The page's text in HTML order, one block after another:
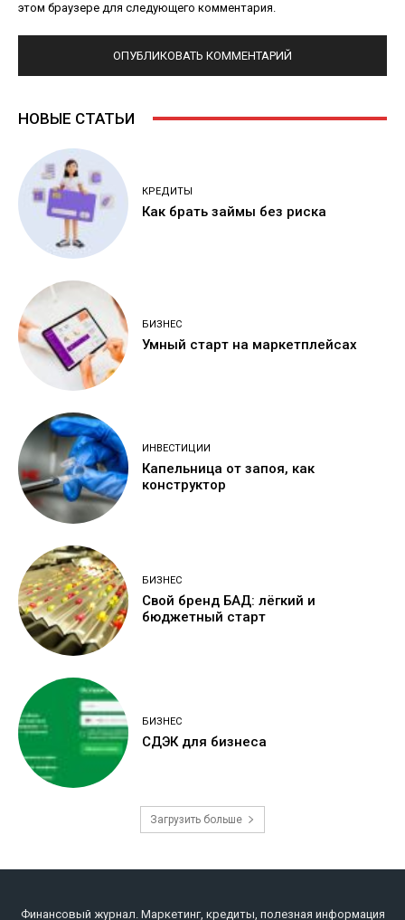
этом браузере для следующего комментария.
НОВЫЕ СТАТЬИ
КРЕДИТЫ
Как брать займы без риска
БИЗНЕС
Умный старт на маркетплейсах
ИНВЕСТИЦИИ
Капельница от запоя, как
конструктор
БИЗНЕС
Свой бренд БАД: лёгкий и
бюджетный старт
БИЗНЕС
СДЭК для бизнеса
Загрузить больше
Финансовый журнал. Маркетинг, кредиты, полезная информация